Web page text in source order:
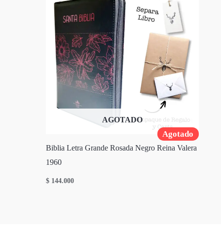
Agotado
AGOTADO
Biblia Letra Grande Rosada Negro Reina Valera
1960
$ 144.000